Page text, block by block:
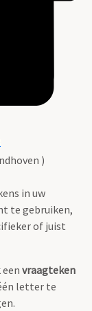
)
in uw
te gebruiken,
of juist
vraagteken
letter te